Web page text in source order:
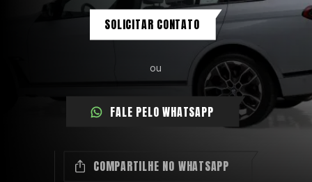
Carregador de celular por indução
Central multimídia BMW Curved Display de 14,9
SOLICITAR CONTATO
ou
FALE PELO WHATSAPP
COMPARTILHE NO WHATSAPP